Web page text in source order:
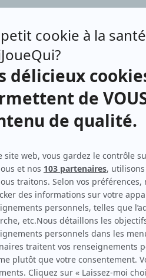
Personnages
Le négociateur (Benoît Sorel
Sous le signe du lion II(
Montréal, ville ouverte(
Chambres en ville(M.
Lance et compte I-II-III(
Le temps d'une paix(
Scénario: Ariane
Un
Marie Guyart, veuve
Marie de l'Incarnation(
Terre humaine
Rolland et
Scénario: Fascination( Un